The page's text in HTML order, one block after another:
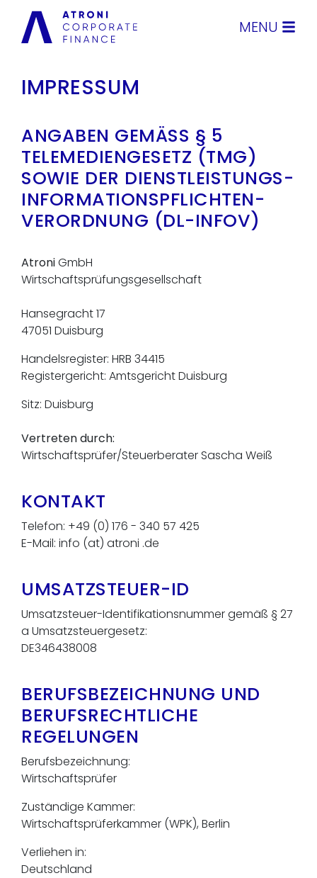
MENU
IMPRESSUM
ANGABEN GEMÄSS § 5 T
ELEMEDIENGESETZ (TMG) S
OWIE DER DIENSTLEISTUNGS-I
NFORMATIONSPFLICHTEN-V
ERORDNUNG (DL-INFOV)
AtroniGmbH
Wirtschaftsprüfungsgesellschaft
Hansegracht 17
47051 Duisburg
Handelsregister: HRB 34415
Registergericht: Amtsgericht Duisburg
Sitz: Duisburg
Vertreten durch:
Wirtschaftsprüfer/Steuerberater Sascha Weiß
KONTAKT
Telefon: +49 (0) 176 - 340 57 425
E-Mail: info (at) atroni .de
UMSATZSTEUER-ID
Umsatzsteuer-Identifikationsnummer gemäß § 27
a Umsatzsteuergesetz:
DE346438008
BERUFSBEZEICHNUNG UND
BERUFSRECHTLICHE
REGELUNGEN
Berufsbezeichnung:
Wirtschaftsprüfer
Zuständige Kammer:
Wirtschaftsprüferkammer (WPK), Berlin
Verliehen in:
Deutschland